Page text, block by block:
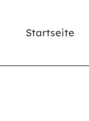
Startseite